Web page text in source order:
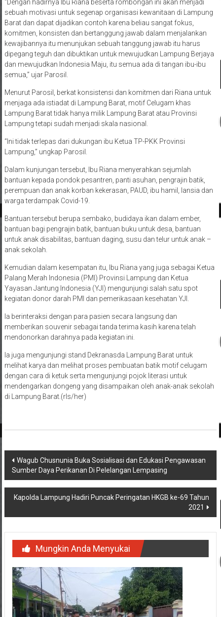
“Dengan hadirnya Ibu Riana beserta rombongan ini akan menjadi
sebuah motivasi untuk segenap organisasi kewanitaan di Lampung
Barat dan dapat dijadikan contoh karena beliau sangat fokus,
komitmen, konsisten dan bertanggung jawab dalam menjalankan
kewajibannya itu menunjukan sebuah tanggung jawab itu harus
dipegang teguh dan dibuktikan untuk mewujudkan Lampung Berjaya
dan mewujudkan Indonesia Maju, itu semua ada di tangan ibu-ibu
semua,” ujar Parosil.
Menurut Parosil, berkat konsistensi dan komitmen dari Riana untuk
menjaga ada istiadat di Lampung Barat, motif Celugam khas
Lampung Barat tidak hanya milik Lampung Barat atau Provinsi
Lampung tetapi sudah menjadi skala nasional.
“Ini tidak terlepas dari dukungan ibu Ketua TP-PKK Provinsi
Lampung,” ungkap Parosil.
Dalam kunjungan tersebut, Ibu Riana menyerahkan sejumlah
bantuan kepada pondok pesantren, panti asuhan, pengrajin batik,
perempuan dan anak korban kekerasan, PAUD, ibu hamil, lansia dan
warga terdampak Covid-19.
Bantuan tersebut berupa sembako, budidaya ikan dalam ember,
bantuan bagi pengrajin batik, bantuan buku untuk desa, bantuan
untuk anak disabilitas, bantuan daging, susu dan telur untuk anak –
anak sekolah.
Kemudian dalam kesempatan itu, Ibu Riana yang juga sebagai Ketua
Palang Merah Indonesia (PMI) Provinsi Lampung dan Ketua
Yayasan Jantung Indonesia (YJI) mengunjungi salah satu spot
kegiatan donor darah PMI dan pemerikasaan kesehatan YJI.
Ia berinteraksi dengan para pasien secara langsung dan
memberikan souvenir sebagai tanda terima kasih karena telah
mendonorkan darahnya pada kegiatan ini.
Ia juga mengunjungi stand Dekranasda Lampung Barat untuk
melihat karya dan melihat proses pembuatan batik motif celugam
dengan cara di ketuk serta mengunjungi pojok literasi untuk
mendengarkan dongeng yang disampaikan oleh anak-anak sekolah
di Lampung Barat.(rls/her)
Navigasi
pos
Wagub Chusnunia Buka Sosialisasi dan Edukasi Pengawasan
Sumber Daya Perikanan Di Pelelangan Lempasing
Kapolda Lampung Hadiri Puncak Peringatan HKGB ke-69 Tahun
2021
Mungkin Anda Menyukai